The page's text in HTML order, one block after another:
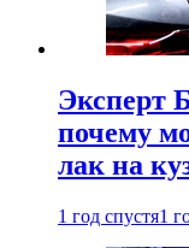
Эксперт
почему
лак на
1 год спустя1